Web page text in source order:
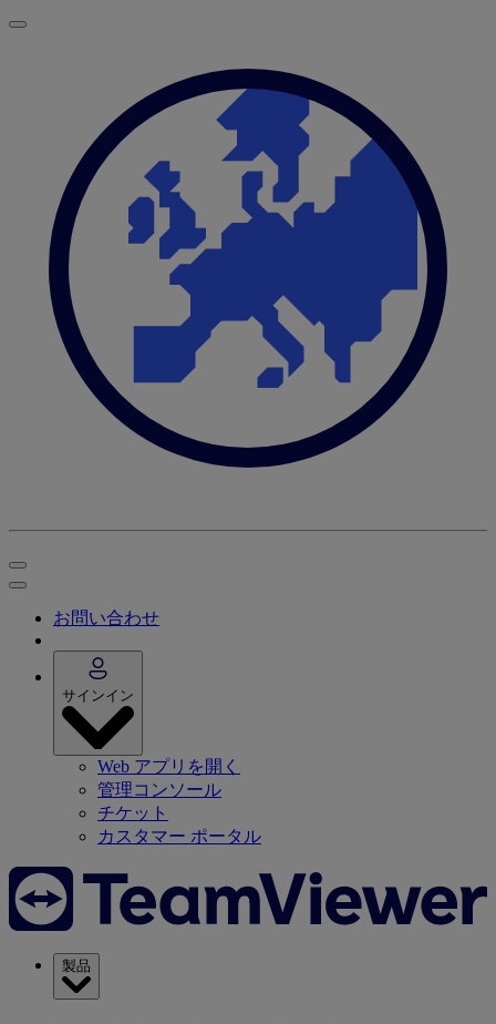
お問い合わせ
サインイン
Web アプリを開く
管理コンソール
チケット
カスタマー ポータル
製品